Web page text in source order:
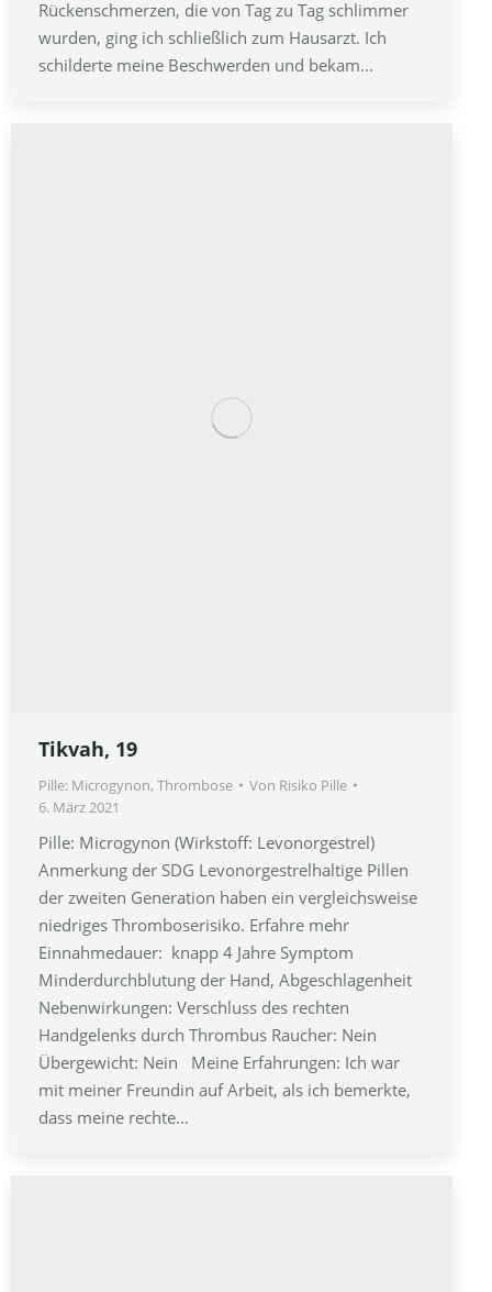
Rückenschmerzen, die von Tag zu Tag schlimmer
wurden, ging ich schließlich zum Hausarzt. Ich
schilderte meine Beschwerden und bekam…
Tikvah, 19
Pille: Microgynon, Thrombose Von Risiko Pille
6. März 2021
Pille: Microgynon (Wirkstoff: Levonorgestrel)
Anmerkung der SDG Levonorgestrelhaltige Pillen
der zweiten Generation haben ein vergleichsweise
niedriges Thromboserisiko. Erfahre mehr
Einnahmedauer: knapp 4 Jahre Symptom
Minderdurchblutung der Hand, Abgeschlagenheit
Nebenwirkungen: Verschluss des rechten
Handgelenks durch Thrombus Raucher: Nein
Übergewicht: Nein Meine Erfahrungen: Ich war
mit meiner Freundin auf Arbeit, als ich bemerkte,
dass meine rechte…